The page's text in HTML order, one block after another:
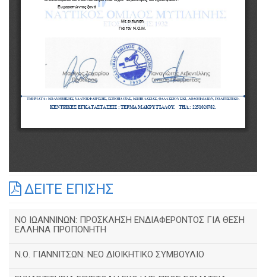
ΔΕΙΤΕ ΕΠΙΣΗΣ
ΝΟ ΙΩΑΝΝΙΝΩΝ: ΠΡΟΣΚΛΗΣΗ ΕΝΔΙΑΦΕΡΟΝΤΟΣ ΓΙΑ ΘΕΣΗ
ΕΛΛΗΝΑ ΠΡΟΠΟΝΗΤΗ
Ν.Ο. ΓΙΑΝΝΙΤΣΩΝ: ΝΕΟ ΔΙΟΙΚΗΤΙΚΟ ΣΥΜΒΟΥΛΙΟ